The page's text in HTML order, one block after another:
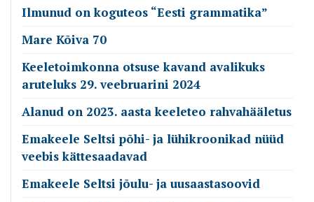
Ilmunud on koguteos “Eesti grammatika”
Mare Kõiva 70
Keeletoimkonna otsuse kavand avalikuks
aruteluks 29. veebruarini 2024
Alanud on 2023. aasta keeleteo rahvahääletus
Emakeele Seltsi põhi- ja lühikroonikad nüüd
veebis kättesaadavad
Emakeele Seltsi jõulu- ja uusaastasoovid